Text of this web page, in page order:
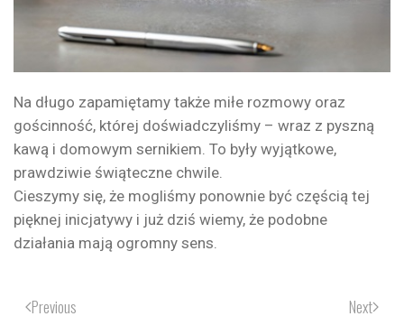
Na długo zapamiętamy także miłe rozmowy oraz
gościnność, której doświadczyliśmy – wraz z pyszną
kawą i domowym sernikiem. To były wyjątkowe,
prawdziwie świąteczne chwile.
Cieszymy się, że mogliśmy ponownie być częścią tej
pięknej inicjatywy i już dziś wiemy, że podobne
działania mają ogromny sens.
Previous Next